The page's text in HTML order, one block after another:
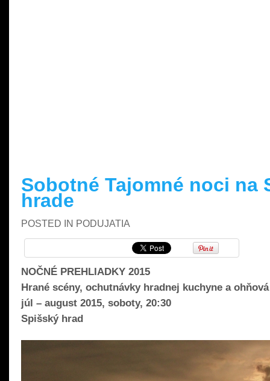
Sobotné Tajomné noci na
hrade
POSTED IN PODUJATIA
NOČNÉ PREHLIADKY 2015
Hrané scény, ochutnávky hradnej kuchyne a
júl – august 2015, soboty, 20:30
Spišský hrad